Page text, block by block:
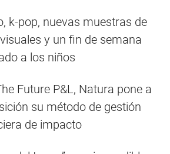
k-pop, nuevas muestras de
y un fin de semana
a los niños
Future P&L, Natura pone a
su método de gestión
de impacto